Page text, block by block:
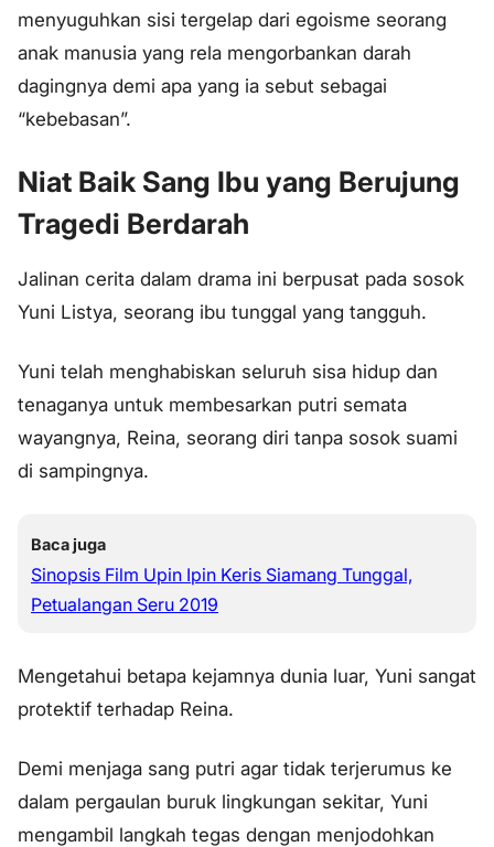
menyuguhkan sisi tergelap dari egoisme seorang
anak manusia yang rela mengorbankan darah
dagingnya demi apa yang ia sebut sebagai
“kebebasan”.
Niat Baik Sang Ibu yang Berujung
Tragedi Berdarah
Jalinan cerita dalam drama ini berpusat pada sosok
Yuni Listya, seorang ibu tunggal yang tangguh.
Yuni telah menghabiskan seluruh sisa hidup dan
tenaganya untuk membesarkan putri semata
wayangnya, Reina, seorang diri tanpa sosok suami
di sampingnya.
Baca juga
Sinopsis Film Upin Ipin Keris Siamang Tunggal,
Petualangan Seru 2019
Mengetahui betapa kejamnya dunia luar, Yuni sangat
protektif terhadap Reina.
Demi menjaga sang putri agar tidak terjerumus ke
dalam pergaulan buruk lingkungan sekitar, Yuni
mengambil langkah tegas dengan menjodohkan